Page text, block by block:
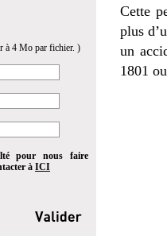
à 4 Mo par fichier. )
pour nous faire
à ICI
Cette
plus
un
1801